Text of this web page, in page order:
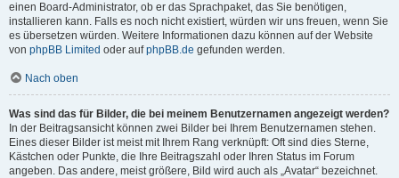
einen Board-Administrator, ob er das Sprachpaket, das Sie benötigen,
installieren kann. Falls es noch nicht existiert, würden wir uns freuen, wenn Sie
es übersetzen würden. Weitere Informationen dazu können auf der Website
von phpBB Limited oder aufphpBB.de gefunden werden.
Nach oben
Was sind das für Bilder, die bei meinem Benutzernamen angezeigt werden?
In der Beitragsansicht können zwei Bilder bei Ihrem Benutzernamen stehen.
Eines dieser Bilder ist meist mit Ihrem Rang verknüpft: Oft sind dies Sterne,
Kästchen oder Punkte, die Ihre Beitragszahl oder Ihren Status im Forum
angeben. Das andere, meist größere, Bild wird auch als „Avatar“ bezeichnet.